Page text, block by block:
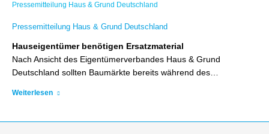
Pressemitteilung Haus & Grund Deutschland
Pressemitteilung Haus & Grund Deutschland
Hauseigentümer benötigen Ersatzmaterial
Nach Ansicht des Eigentümerverbandes Haus & Grund
Deutschland sollten Baumärkte bereits während des…
Weiterlesen